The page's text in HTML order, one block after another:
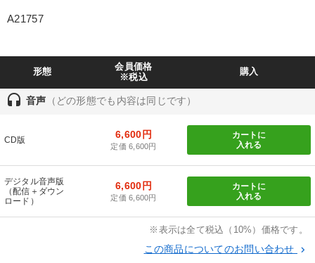
※「更新」を押すと「テーマ」「キーワード」を更新いただけます。
経営音声・動画を探す
全国経営者セミナー収録物以外の経営教材（全761タイトル）からお探
しいただけます
【3月】音声・映像 資産戦略 経営戦略・経営実務
企業戦略に学ぶ
A21757
形態
会員価格
※税込
購入
headset 音声 （どの形態でも内容は同じです）
CD版 6,600円
定価 6,600円
カートに
入れる
デジタル音声版
（配信＋ダウン
ロード）
6,600円
定価 6,600円
カートに
入れる
※表示は全て税込（10%）価格です。
この商品についてのお問い合わせ keyboard_arrow_right